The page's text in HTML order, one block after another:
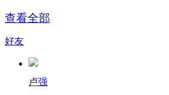
查看全部
好友
卢强